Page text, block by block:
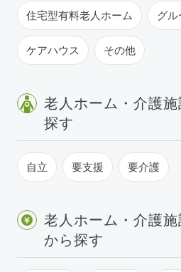
住宅型有料老人ホーム グル
ケアハウス その他
老人ホーム・介護
探す
自立 要支援 要介護
老人ホーム・介護
から探す